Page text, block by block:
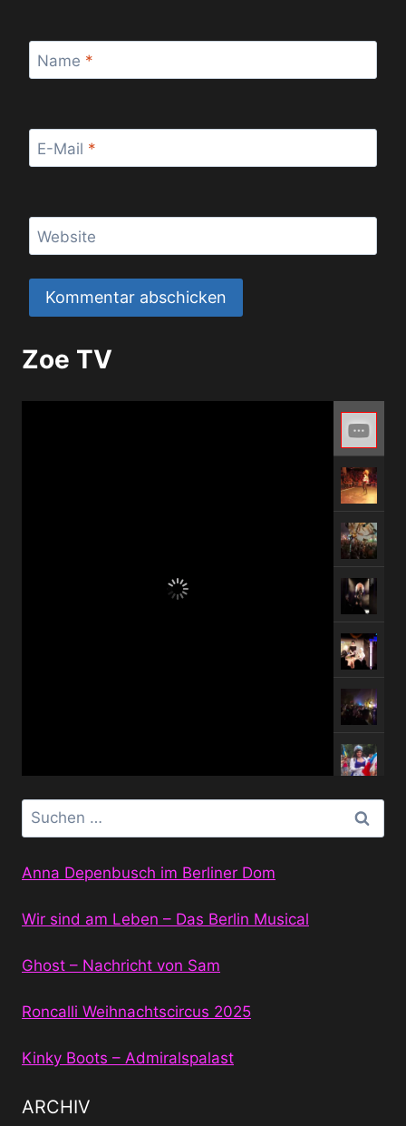
Name *
E-Mail *
Website
Zoe TV
Suchen
nach:
Anna Depenbusch im Berliner Dom
Wir sind am Leben – Das Berlin Musical
Ghost – Nachricht von Sam
Roncalli Weihnachtscircus 2025
Kinky Boots – Admiralspalast
ARCHIV